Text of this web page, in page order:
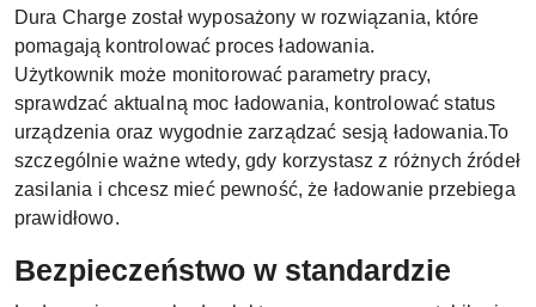
Dura Charge został wyposażony w rozwiązania, które
pomagają kontrolować proces ładowania.
Użytkownik może monitorować parametry pracy,
sprawdzać aktualną moc ładowania, kontrolować status
urządzenia oraz wygodnie zarządzać sesją ładowania.To
szczególnie ważne wtedy, gdy korzystasz z różnych źródeł
zasilania i chcesz mieć pewność, że ładowanie przebiega
prawidłowo.
Bezpieczeństwo w standardzie